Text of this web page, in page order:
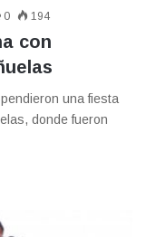
0 194
con
una fiesta
donde fueron